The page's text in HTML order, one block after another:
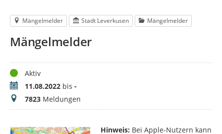
Mängelmelder Stadt Leverkusen Mängelmelder
Mängelmelder
StatusAktiv
Zeitraum11.08.2022 bis -
Meldungen
7823 Meldungen
Hinweis: Bei Apple-Nutzern kann